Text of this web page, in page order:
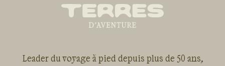
Leader du voyage à pied depuis plus de 50 ans,